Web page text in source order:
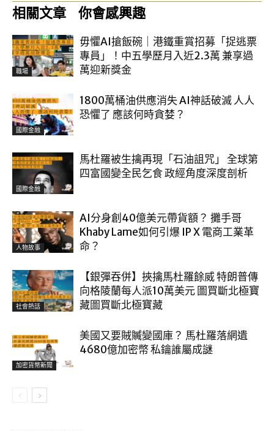
相關文章 你會感興趣
職場
毋懼AI搶飯碗｜港鐵重賞招募「捉逃票
專員」！中五學歷月入近2.3萬 兼享過
萬迎新獎金
國際金融
1800萬桶油供應消失 AI神話破滅 人人
恐懼了 應該何時貪婪？
國際金融
馬杜羅被生擒再現「石油詛咒」 全球第
四富國變全民乞食 政經角度深度剖析
人物故事
AI分身創40億美元帶貨額？ 攤手哥
Khaby Lame如何引爆 IP X 電商工業革
命？
社會熱話
【銀彈吞併】挾擒馬杜羅餘威 特朗普傳
向格陵蘭每人派10萬美元 圖買斷北極寶
藏圖買斷北極寶藏
加密貨幣新聞
美國又要賊贓變國庫？ 馬杜羅落網遺
4680億加密幣 私鑰誰屬成謎